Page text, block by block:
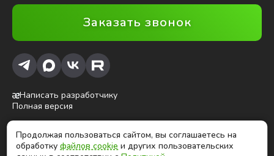
Заказать звонок
Написать разработчику
Полная версия
ⓒ Глобалтек, 2026
Цены на сайте не являются публичной офертой
Продолжая пользоваться сайтом, вы соглашаетесь на
обработкуфайлов cookie и других пользовательских